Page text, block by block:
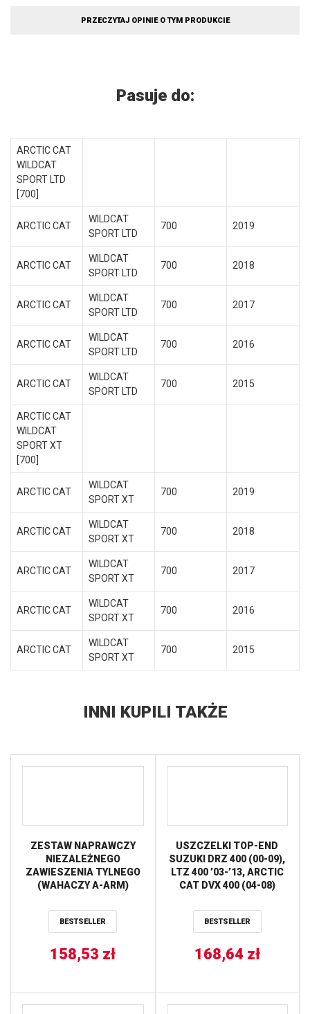
PRZECZYTAJ OPINIE O TYM PRODUKCIE
Pasuje do:
ARCTIC CAT
WILDCAT
SPORT LTD
[700]
ARCTIC CAT
WILDCAT
SPORT LTD
700 2019
ARCTIC CAT
WILDCAT
SPORT LTD
700 2018
ARCTIC CAT
WILDCAT
SPORT LTD
700 2017
ARCTIC CAT
WILDCAT
SPORT LTD
700 2016
ARCTIC CAT
WILDCAT
SPORT LTD
700 2015
ARCTIC CAT
WILDCAT
SPORT XT
[700]
ARCTIC CAT
WILDCAT
SPORT XT
700 2019
ARCTIC CAT
WILDCAT
SPORT XT
700 2018
ARCTIC CAT
WILDCAT
SPORT XT
700 2017
ARCTIC CAT
WILDCAT
SPORT XT
700 2016
ARCTIC CAT
WILDCAT
SPORT XT
700 2015
INNI KUPILI TAKŻE
ZESTAW NAPRAWCZY
NIEZALEŻNEGO
ZAWIESZENIA TYLNEGO
(WAHACZY A-ARM)
400/500/650/700/1000
ALL BALLS
BESTSELLER
158,53 zł
USZCZELKI TOP-END
SUZUKI DRZ 400 (00-09),
LTZ 400 ’03-’13, ARCTIC
CAT DVX 400 (04-08)
BESTSELLER
168,64 zł